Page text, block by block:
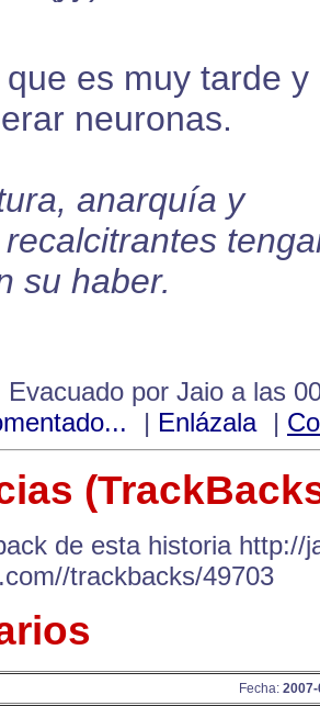
es muy tarde y
neuronas.
anarquía y
su haber.
Evacuado por Jaio a las
| Enlázala |
de esta historia http://
trackbacks/49703
Fecha: